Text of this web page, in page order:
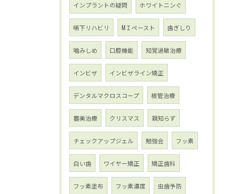
インプラントの疑問 ホワイトニンぐ
嚥下リハビリ МＩペースト 歯ぎしり
噛みしめ 口腔機能 知覚過敏治療
インビザ インビザライン矯正
デンタルマクロスコープ 根管治療
審美治療 クリスマス 親知らず
チェックアップジェル 勉強会 フッ素
白い歯 ワイヤー矯正 矯正歯科
フッ素塗布 フッ素濃度 虫歯予防